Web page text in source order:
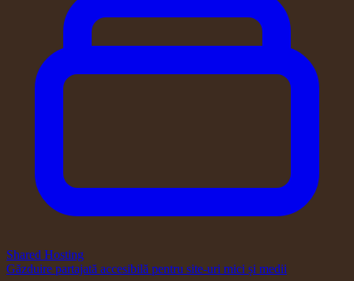
Shared Hosting
Găzduire partajată accesibilă pentru site-uri mici și medii